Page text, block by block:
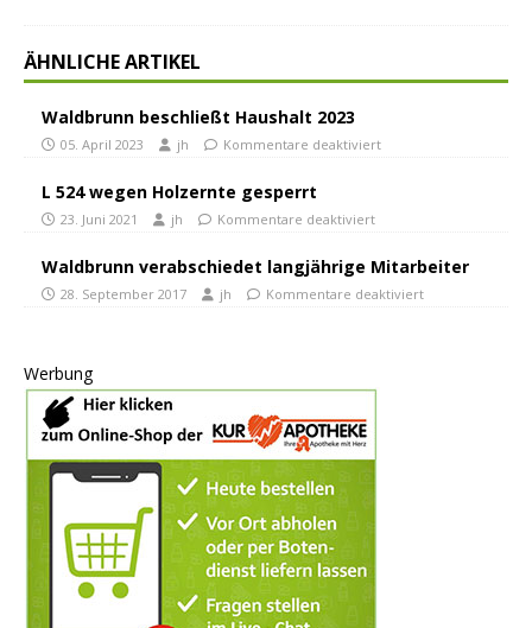
ÄHNLICHE ARTIKEL
Waldbrunn beschließt Haushalt 2023
05. April 2023 jh Kommentare deaktiviert
L 524 wegen Holzernte gesperrt
23. Juni 2021 jh Kommentare deaktiviert
Waldbrunn verabschiedet langjährige Mitarbeiter
28. September 2017 jh Kommentare deaktiviert
Werbung